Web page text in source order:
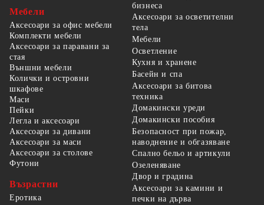
Мебели
Аксесоари за офис мебели
Комплекти мебели
Аксесоари за паравани за
стая
Външни мебели
Колички и островни
шкафове
Маси
Пейки
Легла и аксесоари
Аксесоари за дивани
Аксесоари за маси
Аксесоари за столове
Футони
Възрастни
Еротика
бизнеса
Аксесоари за осветителни
тела
Мебели
Осветление
Кухня и хранене
Басейн и спа
Аксесоари за битова
техника
Домакински уреди
Домакински пособия
Безопасност при пожар,
наводнение и обгазяване
Спално бельо и артикули
Озеленяване
Двор и градина
Аксесоари за камини и
печки на дърва